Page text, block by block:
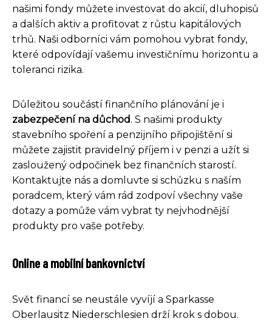
našimi fondy můžete investovat do akcií, dluhopisů
a dalších aktiv a profitovat z růstu kapitálových
trhů. Naši odborníci vám pomohou vybrat fondy,
které odpovídají vašemu investičnímu horizontu a
toleranci rizika.
Důležitou součástí finančního plánování je i
zabezpečení na důchod. S našimi produkty
stavebního spoření a penzijního připojištění si
můžete zajistit pravidelný příjem i v penzi a užít si
zasloužený odpočinek bez finančních starostí.
Kontaktujte nás a domluvte si schůzku s naším
poradcem, který vám rád zodpoví všechny vaše
dotazy a pomůže vám vybrat ty nejvhodnější
produkty pro vaše potřeby.
Online a mobilní bankovnictví
Svět financí se neustále vyvíjí a Sparkasse
Oberlausitz Niederschlesien drží krok s dobou.